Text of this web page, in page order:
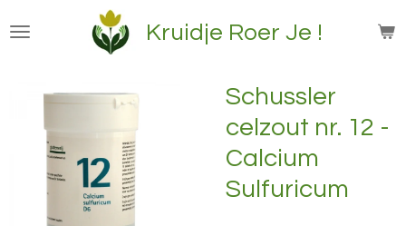
direct
hoofdinhoud
Kruidje Roer Je !
Schussler
celzout nr. 12 -
Calcium
Sulfuricum